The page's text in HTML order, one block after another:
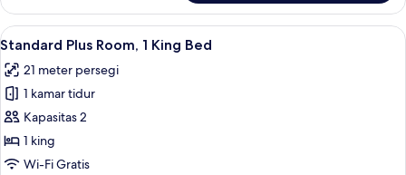
Standard
Plus
Room,
Twin
Beds
Lihat
semua
foto
untuk
Standard
Plus
Room,
Standard Plus Room, 1 King Bed |
5
Standard Plus Room, 1 King Bed
21 meter persegi
1 kamar tidur
Kapasitas 2
1 king
Wi-Fi Gratis